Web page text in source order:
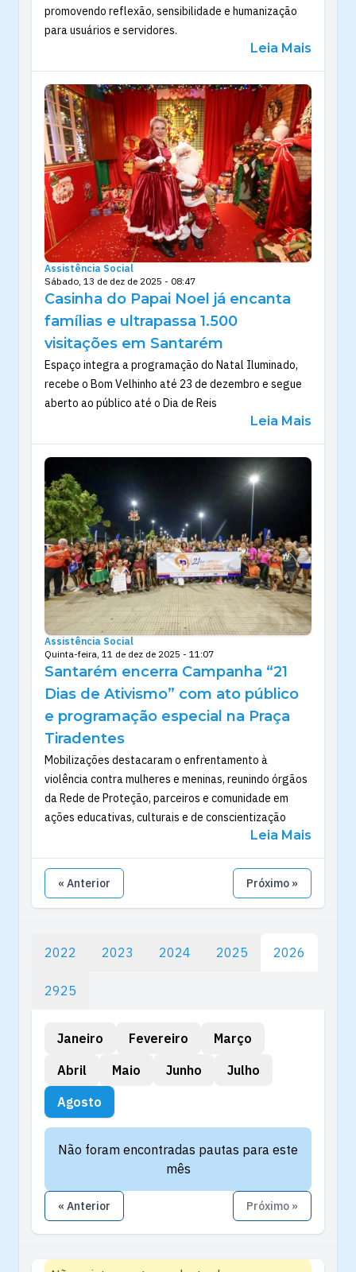
promovendo reflexão, sensibilidade e humanização
para usuários e servidores.
Leia Mais
Assistência Social
Sábado, 13 de dez de 2025 - 08:47
Casinha do Papai Noel já encanta
famílias e ultrapassa 1.500
visitações em Santarém
Espaço integra a programação do Natal Iluminado,
recebe o Bom Velhinho até 23 de dezembro e segue
aberto ao público até o Dia de Reis
Leia Mais
Assistência Social
Quinta-feira, 11 de dez de 2025 - 11:07
Santarém encerra Campanha “21
Dias de Ativismo” com ato público
e programação especial na Praça
Tiradentes
Mobilizações destacaram o enfrentamento à
violência contra mulheres e meninas, reunindo órgãos
da Rede de Proteção, parceiros e comunidade em
ações educativas, culturais e de conscientização
Leia Mais
« Anterior Próximo »
2022 2023 2024 2025 2026
2925
Janeiro Fevereiro
Março
Abril
Maio Junho
Julho
Agosto
Não foram encontradas pautas para este
mês
« Anterior Próximo »